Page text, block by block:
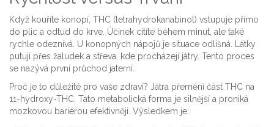
Když kouříte konopí, THC (tetrahydrokanabinol) vstupuje přímo
do plic a odtud do krve. Účinek cítíte během minut, ale také
rychle odeznívá. U konopných nápojů je situace odlišná. Látky
putují přes žaludek a střeva, kde procházejí játry. Tento proces
se nazývá první průchod jaterní.
Proč je to důležité pro vaše zdraví? Játra přemění část THC na
11-hydroxy-THC. Tato metabolická forma je silnější a proniká
mozkovou bariérou efektivněji. Výsledkem je: